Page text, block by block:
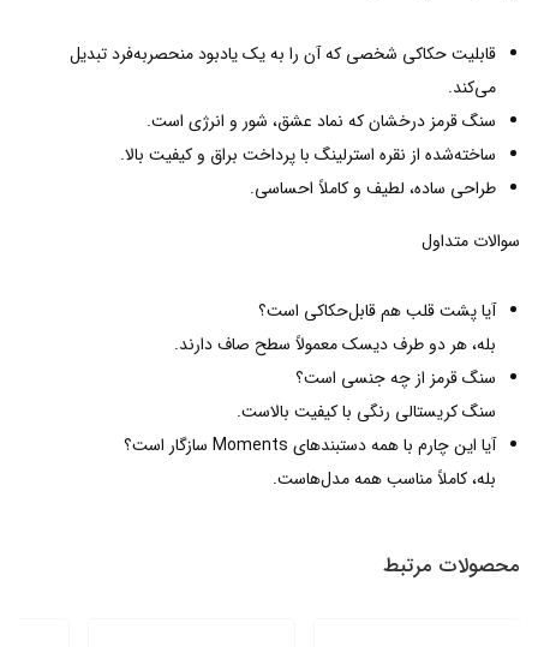
قابلیت حکاکی شخصی که آن را به یک یادبود منحصربه‌فرد تبدیل
می‌کند.
سنگ قرمز درخشان که نماد عشق، شور و انرژی است.
ساخته‌شده از نقره استرلینگ با پرداخت براق و کیفیت بالا.
طراحی ساده، لطیف و کاملاً احساسی.
سوالات متداول
آیا پشت قلب هم قابل‌حکاکی است؟
بله، هر دو طرف دیسک معمولاً سطح صاف دارند.
سنگ قرمز از چه جنسی است؟
سنگ کریستالی رنگی با کیفیت بالاست.
آیا این چارم با همه دستبندهای Moments سازگار است؟
بله، کاملاً مناسب همه مدل‌هاست.
محصولات مرتبط